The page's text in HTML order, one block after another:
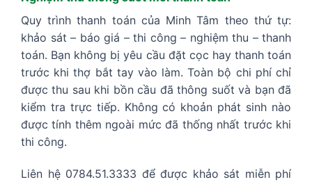
Quy trình thanh toán của Minh Tâm theo thứ tự:
khảo sát – báo giá – thi công – nghiệm thu – thanh
toán. Bạn không bị yêu cầu đặt cọc hay thanh toán
trước khi thợ bắt tay vào làm. Toàn bộ chi phí chỉ
được thu sau khi bồn cầu đã thông suốt và bạn đã
kiểm tra trực tiếp. Không có khoản phát sinh nào
được tính thêm ngoài mức đã thống nhất trước khi
thi công.
Liên hệ 0784.51.3333 để được khảo sát miễn phí